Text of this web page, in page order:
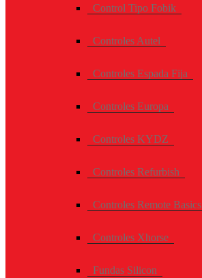
Control Tipo Fobik
Controles Autel
Controles Espada Fija
Controles Europa
Controles KYDZ
Controles Refurbish
Controles Remote Basics
Controles Xhorse
Fundas Silicon